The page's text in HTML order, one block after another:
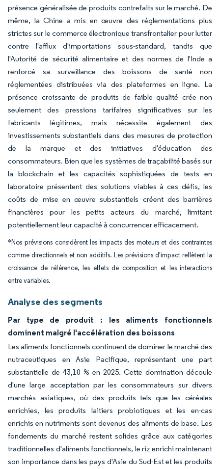
présence généralisée de produits contrefaits sur le marché. De
même, la Chine a mis en œuvre des réglementations plus
strictes sur le commerce électronique transfrontalier pour lutter
contre l'afflux d'importations sous-standard, tandis que
l'Autorité de sécurité alimentaire et des normes de l'Inde a
renforcé sa surveillance des boissons de santé non
réglementées distribuées via des plateformes en ligne. La
présence croissante de produits de faible qualité crée non
seulement des pressions tarifaires significatives sur les
fabricants légitimes, mais nécessite également des
investissements substantiels dans des mesures de protection
de la marque et des initiatives d'éducation des
consommateurs. Bien que les systèmes de traçabilité basés sur
la blockchain et les capacités sophistiquées de tests en
laboratoire présentent des solutions viables à ces défis, les
coûts de mise en œuvre substantiels créent des barrières
financières pour les petits acteurs du marché, limitant
potentiellement leur capacité à concurrencer efficacement.
*Nos prévisions considèrent les impacts des moteurs et des contraintes
comme directionnels et non additifs. Les prévisions d'impact reflètent la
croissance de référence, les effets de composition et les interactions
entre variables.
Analyse des segments
Par type de produit : les aliments fonctionnels
dominent malgré l'accélération des boissons
Les aliments fonctionnels continuent de dominer le marché des
nutraceutiques en Asie Pacifique, représentant une part
substantielle de 43,10 % en 2025. Cette domination découle
d'une large acceptation par les consommateurs sur divers
marchés asiatiques, où des produits tels que les céréales
enrichies, les produits laitiers probiotiques et les en-cas
enrichis en nutriments sont devenus des aliments de base. Les
fondements du marché restent solides grâce aux catégories
traditionnelles d'aliments fonctionnels, le riz enrichi maintenant
son importance dans les pays d'Asie du Sud-Est et les produits